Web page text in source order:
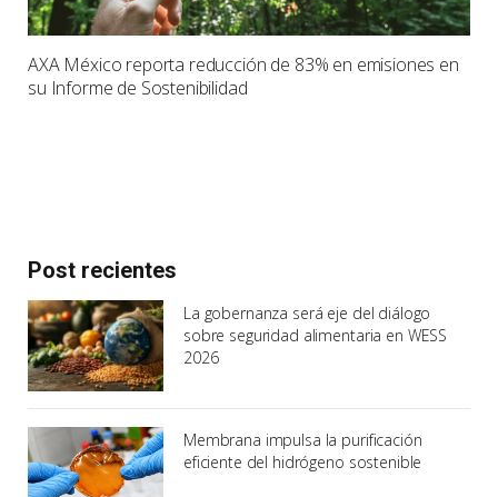
AXA México reporta reducción de 83% en emisiones en
su Informe de Sostenibilidad
Post recientes
La gobernanza será eje del diálogo
sobre seguridad alimentaria en WESS
2026
Membrana impulsa la purificación
eficiente del hidrógeno sostenible